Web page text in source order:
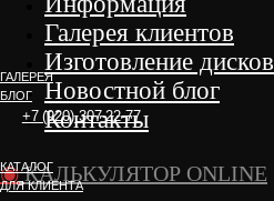
ГАЛЕРЕЯ
БЛОГ
+7 (920) 307-22-77
КАТАЛОГ
ДЛЯ КЛИЕНТА
Галерея клиентов
Изготовление дисков
Новостной блог
Контакты
◉ КАЛЬКУЛЯТОР ONLINE